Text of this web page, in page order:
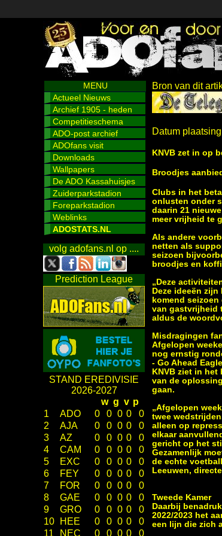
MENU
Actueel Nieuws
Archief 1905 - heden
Competitieschema
ADO-post archief
ADOfans visit
Downloads
Wallpapers
De ADO Kassahuisjes
Zuiderparkstadion
Foreparkstadion
Weblinks
ADOSTATS.NL
volg adofans.nl op ....
Prediction League
STAND EREDIVISIE
2026-2027
w g v p
1
ADO 0 0 0 0
0
2
AJA 0 0 0 0
0
3
AZ 0 0 0 0
0
4
CAM 0 0 0 0
0
5
EXC 0 0 0 0
0
6
FEY 0 0 0 0
0
7
FOR 0 0 0 0
0
8
GAE 0 0 0 0
0
9
GRO 0 0 0 0
0
10
HEE 0 0 0 0
0
11
NEC 0 0 0 0 0
Bron van dit
Datum
KNVB zet in op
Broodjes
Clubs in het
onlusten onder
daarin 21
meer vrijheid te
Als andere
netten als
seizoen
broodjes en
„Deze
Deze ideeën
komend
van gastvrijheid
aldus de
Misdragingen
Afgelopen
nog ernstig
- Go Ahead
KNVB ziet in het
van de
gaan.
„Afgelopen
twee
alleen op
elkaar
gericht op het
Gezamenlijk
de echte
Leeuwen,
Tweede Kamer
Daarbij
2022/2023 het
een lijn die zich